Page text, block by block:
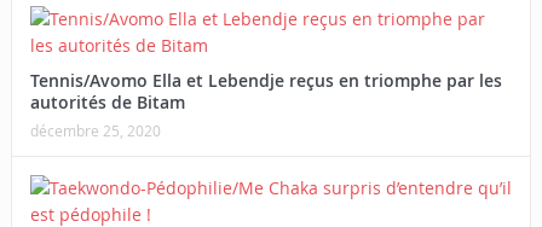
Tennis/Avomo Ella et Lebendje reçus en triomphe par les
autorités de Bitam
décembre 25, 2020